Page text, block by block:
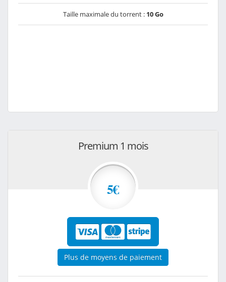
Taille maximale du torrent : 10 Go
Premium 1 mois
5€
Plus de moyens de paiement